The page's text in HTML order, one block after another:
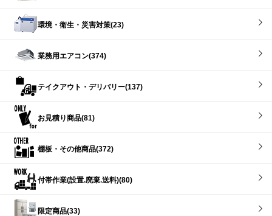
環境・衛生・災害対策(23)
業務用エアコン(374)
テイクアウト・デリバリー(137)
お見積り商品(81)
棚板・その他商品(372)
付帯作業(設置.廃棄.送料)(80)
限定商品(33)